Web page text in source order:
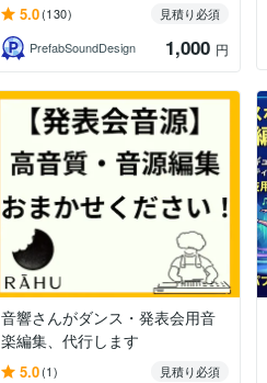
5.0(130)
見積り必須
PrefabSoundDesign
1,000 円
音響さんがダンス・発表会用音
楽編集、代行します
5.0(1)
見積り必須